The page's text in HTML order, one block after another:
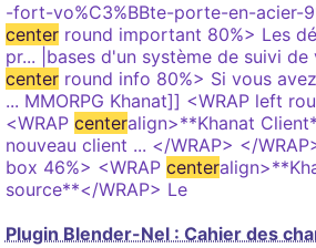
-fort-vo%C3%BBte-porte-en-acier-
centerround important 80%> Les
pr... |bases d'un système de suivi de
centerround info 80%> Si vous
... MMORPG Khanat]] <WRAP left
<WRAP centeralign>**Khanat
nouveau client ... </WRAP> </
box 46%> <WRAP center
source**</WRAP> Le
Plugin Blender-Nel : Cahier des